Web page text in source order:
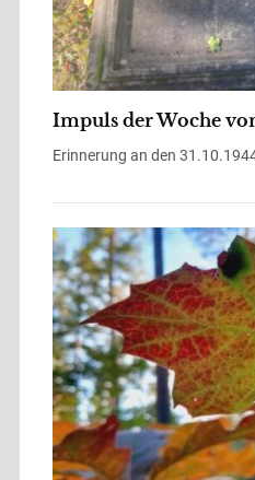
Impuls der Woche
Erinnerung an den